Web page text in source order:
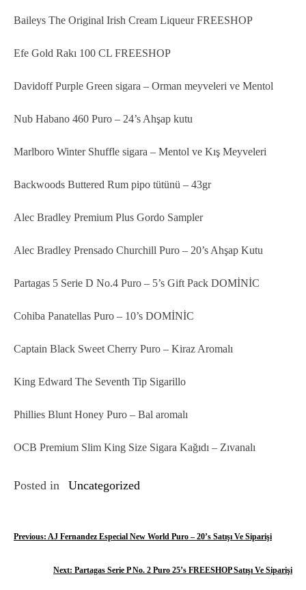
Baileys The Original Irish Cream Liqueur FREESHOP
Efe Gold Rakı 100 CL FREESHOP
Davidoff Purple Green sigara – Orman meyveleri ve Mentol
Nub Habano 460 Puro – 24’s Ahşap kutu
Marlboro Winter Shuffle sigara – Mentol ve Kış Meyveleri
Backwoods Buttered Rum pipo tütünü – 43gr
Alec Bradley Premium Plus Gordo Sampler
Alec Bradley Prensado Churchill Puro – 20’s Ahşap Kutu
Partagas 5 Serie D No.4 Puro – 5’s Gift Pack DOMİNİC
Cohiba Panatellas Puro – 10’s DOMİNİC
Captain Black Sweet Cherry Puro – Kiraz Aromalı
King Edward The Seventh Tip Sigarillo
Phillies Blunt Honey Puro – Bal aromalı
OCB Premium Slim King Size Sigara Kağıdı – Zıvanalı
Posted in Uncategorized
Y
Previous: AJ Fernandez Especial New World Puro – 20’s Satışı Ve Siparişi
Next: Partagas Serie P No. 2 Puro 25’s FREESHOP Satışı Ve Siparişi